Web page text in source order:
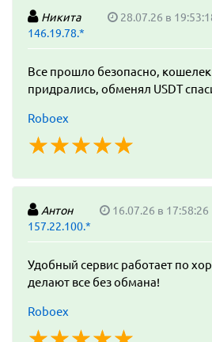
Никита 28.07.26 в
146.19.78.*
Все прошло безопасно,
придрались, обменял USDT
Roboex
☆☆☆☆☆
★★★★★
Антон 16.07.26 в 17:58:26
157.22.100.*
Удобный сервис работает по
делают все без обмана!
Roboex